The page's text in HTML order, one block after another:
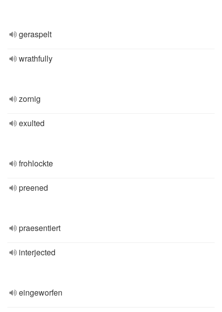
geraspelt
wrathfully
zornig
exulted
frohlockte
preened
praesentiert
interjected
eingeworfen